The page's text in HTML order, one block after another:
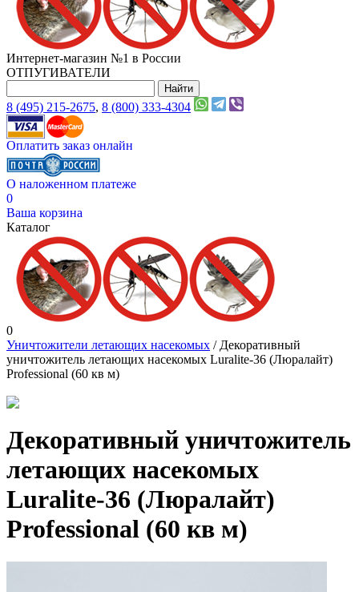
Интернет-магазин №1 в России
ОТПУГИВАТЕЛИ
8 (495) 215-2675, 8 (800) 333-4304
Оплатить заказ онлайн
О наложенном платеже
0
Ваша корзина
Каталог
0
Уничтожители летающих насекомых / Декоративный
уничтожитель летающих насекомых Luralite-36 (Люралайт)
Professional (60 кв м)
Декоративный уничтожитель
летающих насекомых
Luralite-36 (Люралайт)
Professional (60 кв м)